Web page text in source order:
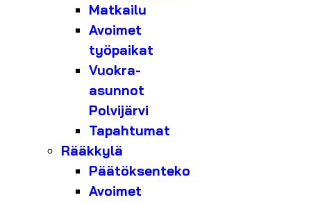
Matkailu
Avoimet
työpaikat
Vuokra-
asunnot
Polvijärvi
Tapahtumat
Rääkkylä
Päätöksenteko
Avoimet